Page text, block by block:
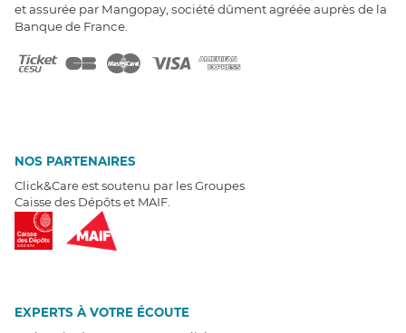
et assurée par Mangopay, société dûment agréée auprès de la
Banque de France.
NOS PARTENAIRES
Click&Care est soutenu par les Groupes
Caisse des Dépôts et MAIF.
EXPERTS À VOTRE ÉCOUTE